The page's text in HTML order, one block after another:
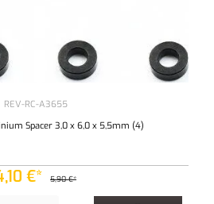
REV-RC-A3655
Spacer 3,0 x 6,0 x 5,5mm (4)
€* 5,90 €*